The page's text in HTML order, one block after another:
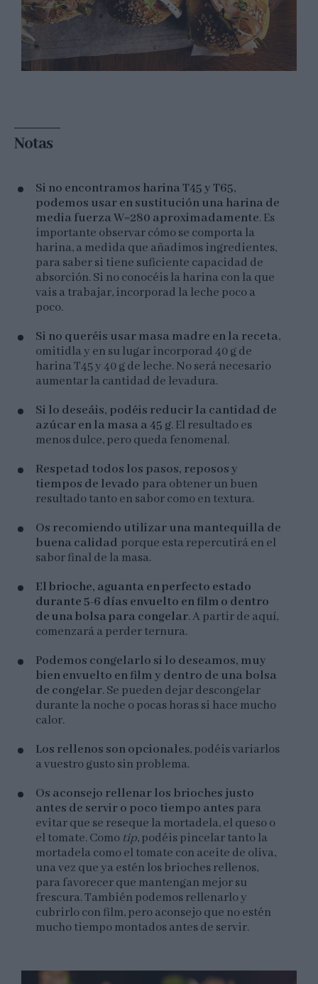
Notas
Si no encontramos harina T45 y T65,
podemos usar en sustitución una harina de
media fuerza W=280 aproximadamente. Es
importante observar cómo se comporta la
harina, a medida que añadimos ingredientes,
para saber si tiene suficiente capacidad de
absorción. Si no conocéis la harina con la que
vais a trabajar, incorporad la leche poco a
poco.
Si no queréis usar masa madre en la receta,
omitidla y en su lugar incorporad 40 g de
harina T45 y 40 g de leche. No será necesario
aumentar la cantidad de levadura.
Si lo deseáis, podéis reducir la cantidad de
azúcar en la masa a 45 g. El resultado es
menos dulce, pero queda fenomenal.
Respetad todos los pasos, reposos y
tiempos de levado para obtener un buen
resultado tanto en sabor como en textura.
Os recomiendo utilizar una mantequilla de
buena calidad porque esta repercutirá en el
sabor final de la masa.
El brioche, aguanta en perfecto estado
durante 5-6 días envuelto en film o dentro
de una bolsa para congelar. A partir de aquí,
comenzará a perder ternura.
Podemos congelarlo si lo deseamos, muy
bien envuelto en film y dentro de una bolsa
de congelar. Se pueden dejar descongelar
durante la noche o pocas horas si hace mucho
calor.
Los rellenos son opcionales, podéis variarlos
a vuestro gusto sin problema.
Os aconsejo rellenar los brioches justo
antes de servir o poco tiempo antes para
evitar que se reseque la mortadela, el queso o
el tomate. Como tip, podéis pincelar tanto la
mortadela como el tomate con aceite de oliva,
una vez que ya estén los brioches rellenos,
para favorecer que mantengan mejor su
frescura. También podemos rellenarlo y
cubrirlo con film, pero aconsejo que no estén
mucho tiempo montados antes de servir.